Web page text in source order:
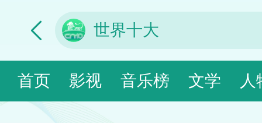
首页 影视 音乐榜 文学 人